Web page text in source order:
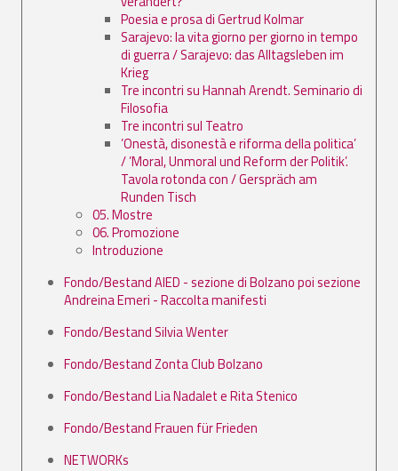
Poesia e prosa di Gertrud Kolmar
Sarajevo: la vita giorno per giorno in tempo
di guerra / Sarajevo: das Alltagsleben im
Krieg
Tre incontri su Hannah Arendt. Seminario di
Filosofia
Tre incontri sul Teatro
’Onestà, disonestà e riforma della politica’
/ ’Moral, Unmoral und Reform der Politik’.
Tavola rotonda con / Gerspräch am
Runden Tisch
05. Mostre
06. Promozione
Introduzione
Fondo/Bestand AIED - sezione di Bolzano poi sezione
Andreina Emeri - Raccolta manifesti
Fondo/Bestand Silvia Wenter
Fondo/Bestand Zonta Club Bolzano
Fondo/Bestand Lia Nadalet e Rita Stenico
Fondo/Bestand Frauen für Frieden
NETWORKs